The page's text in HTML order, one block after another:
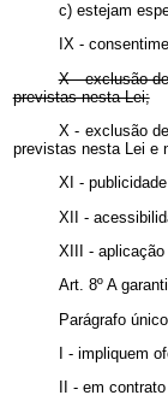
c) estejam
IX -
X - exclusão
previstas nesta Lei;
X - exclusão
previstas nesta Lei
XI -
XII -
XIII - aplicação
Art. 8º A
Parágrafo
I - impliquem
II - em